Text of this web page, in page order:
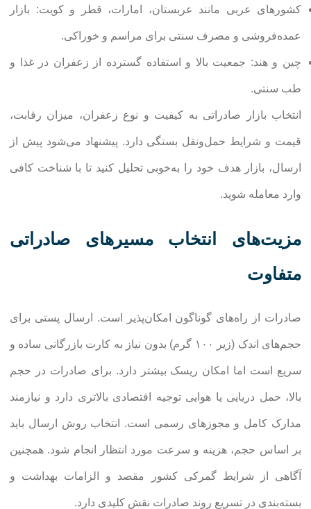
کشورهای عربی مانند عربستان، امارات، قطر و کویت: بازار
عمده‌فروشی و مصرف سنتی برای مراسم و خوراکی.
چین و هند: جمعیت بالا و استفاده گسترده از زعفران در غذا و
طب سنتی.
انتخاب بازار صادراتی به کیفیت و نوع زعفران، میزان رقابت،
قیمت و شرایط حمل‌ونقل بستگی دارد. پیشنهاد می‌شود پیش از
ارسال، بازار هدف خود را به‌خوبی تحلیل کنید تا با شناخت کافی
وارد معامله شوید.
مزیت‌های انتخاب مسیرهای صادراتی
متفاوت
صادرات از راه‌های گوناگون امکان‌پذیر است. ارسال پستی برای
حجم‌های اندک (زیر ۱۰۰ گرم) بدون نیاز به کارت بازرگانی ساده و
سریع است اما امکان ریسک بیشتر دارد. برای صادرات در حجم
بالا، حمل دریایی یا هوایی توجیه اقتصادی بالاتری دارد و نیازمند
مدارک کامل و مجوزهای رسمی است. انتخاب روش ارسال باید
بر اساس حجم، هزینه و سرعت مورد انتظار انجام شود. همچنین
آگاهی از شرایط گمرکی کشور مقصد و الزامات بهداشت و
بسته‌بندی در تسریع روند صادرات نقش کلیدی دارد.